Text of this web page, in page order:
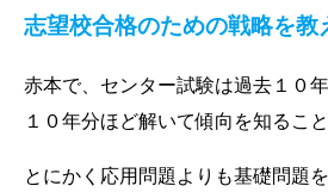
志望校合格のための戦略を教
赤本で、センター試験は過去１０
１０年分ほど解いて傾向を知ること
とにかく応用問題よりも基礎問題